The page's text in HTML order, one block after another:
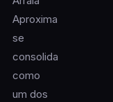
Aproxima
se
consolida
como
um dos